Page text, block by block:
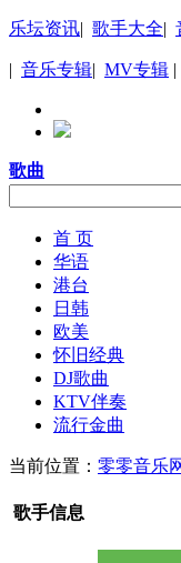
乐坛资讯| 歌手大全|
| 音乐专辑| MV专辑
歌曲
首 页
华语
港台
日韩
欧美
怀旧经典
DJ歌曲
KTV伴奏
流行金曲
当前位置： 零零音乐
歌手信息